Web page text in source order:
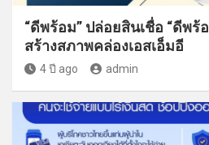
“ดีพร้อม” ปล่อยสินเชื่อ “ดีพร้
สร้างสภาพคล่องเอสเอ็มอี
4 ปี ago admin